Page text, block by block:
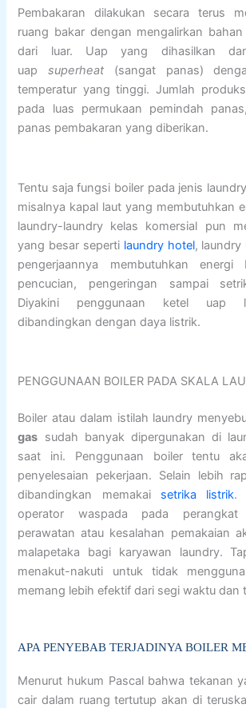
Pembakaran dilakukan secara terus
ruang bakar dengan mengalirkan
dari luar. Uap yang dihasilkan
uapsuperheat (sangat panas)
temperatur yang tinggi. Jumlah
pada luas permukaan pemindah
panas pembakaran yang diberikan.
Tentu saja fungsi boiler pada jenis
misalnya kapal laut yang membutuhkan
laundry-laundry kelas komersial pun
yang besar seperti laundry hotel, laundry
pengerjaannya membutuhkan
pencucian, pengeringan sampai
Diyakini penggunaan ketel uap
dibandingkan dengan daya listrik.
PENGGUNAAN BOILER PADA SKALA
Boiler atau dalam istilah laundry
gas sudah banyak dipergunakan di
saat ini. Penggunaan boiler tentu
penyelesaian pekerjaan. Selain lebih
dibandingkan memakai setrika listrik.
operator waspada pada
perawatan atau kesalahan pemakaian
malapetaka bagi karyawan laundry.
menakut-nakuti untuk tidak
memang lebih efektif dari segi waktu dan
APA PENYEBAB TERJADINYA BOILER
Menurut hukum Pascal bahwa tekanan
cair dalam ruang tertutup akan di